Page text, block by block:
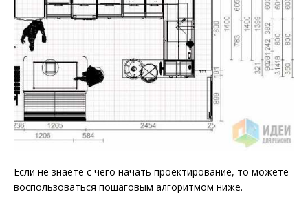
Если не знаете с чего начать проектирование, то можете
воспользоваться пошаговым алгоритмом ниже.